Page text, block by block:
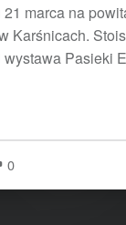
marca na
Karśnicach.
wystawa Pasieki
0